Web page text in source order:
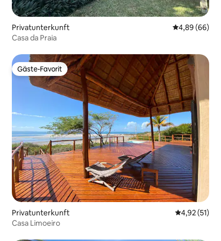
Privatunterkunft
4,89 (66)
Casa da Praia
Gäste-Favorit
Gäste-Favorit
Privatunterkunft
4,92 (51)
Casa Limoeiro